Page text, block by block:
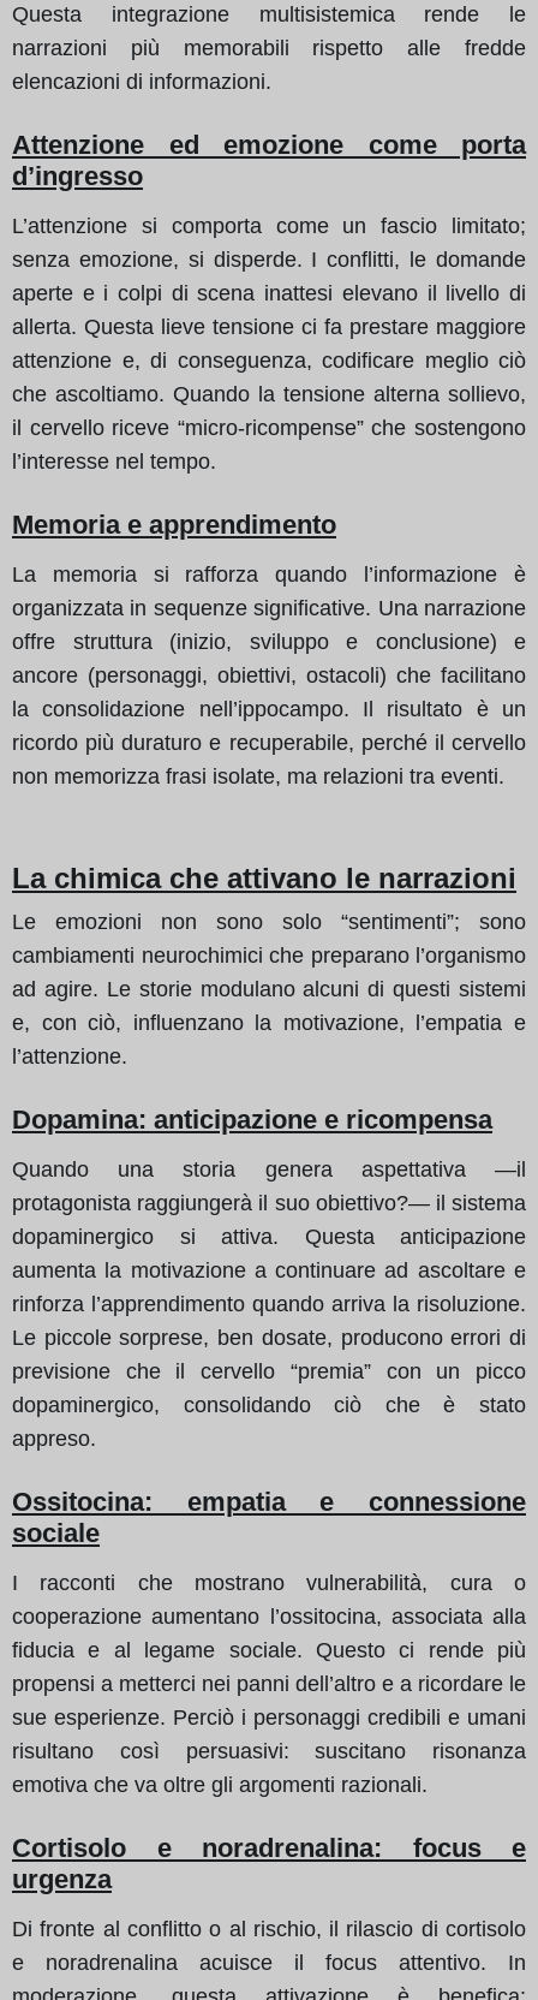
Questa integrazione multisistemica rende le
narrazioni più memorabili rispetto alle fredde
elencazioni di informazioni.
Attenzione ed emozione come porta
d’ingresso
L’attenzione si comporta come un fascio limitato;
senza emozione, si disperde. I conflitti, le domande
aperte e i colpi di scena inattesi elevano il livello di
allerta. Questa lieve tensione ci fa prestare maggiore
attenzione e, di conseguenza, codificare meglio ciò
che ascoltiamo. Quando la tensione alterna sollievo,
il cervello riceve “micro-ricompense” che sostengono
l’interesse nel tempo.
Memoria e apprendimento
La memoria si rafforza quando l’informazione è
organizzata in sequenze significative. Una narrazione
offre struttura (inizio, sviluppo e conclusione) e
ancore (personaggi, obiettivi, ostacoli) che facilitano
la consolidazione nell’ippocampo. Il risultato è un
ricordo più duraturo e recuperabile, perché il cervello
non memorizza frasi isolate, ma relazioni tra eventi.
La chimica che attivano le narrazioni
Le emozioni non sono solo “sentimenti”; sono
cambiamenti neurochimici che preparano l’organismo
ad agire. Le storie modulano alcuni di questi sistemi
e, con ciò, influenzano la motivazione, l’empatia e
l’attenzione.
Dopamina: anticipazione e ricompensa
Quando una storia genera aspettativa —il
protagonista raggiungerà il suo obiettivo?— il sistema
dopaminergico si attiva. Questa anticipazione
aumenta la motivazione a continuare ad ascoltare e
rinforza l’apprendimento quando arriva la risoluzione.
Le piccole sorprese, ben dosate, producono errori di
previsione che il cervello “premia” con un picco
dopaminergico, consolidando ciò che è stato
appreso.
Ossitocina: empatia e connessione
sociale
I racconti che mostrano vulnerabilità, cura o
cooperazione aumentano l’ossitocina, associata alla
fiducia e al legame sociale. Questo ci rende più
propensi a metterci nei panni dell’altro e a ricordare le
sue esperienze. Perciò i personaggi credibili e umani
risultano così persuasivi: suscitano risonanza
emotiva che va oltre gli argomenti razionali.
Cortisolo e noradrenalina: focus e
urgenza
Di fronte al conflitto o al rischio, il rilascio di cortisolo
e noradrenalina acuisce il focus attentivo. In